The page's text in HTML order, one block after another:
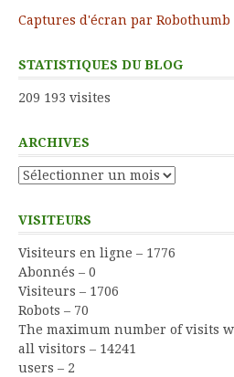
Captures d'écran par Robothumb
STATISTIQUES DU BLOG
209 193 visites
ARCHIVES
Archives
VISITEURS
Visiteurs en ligne – 1776
Abonnés – 0
Visiteurs – 1706
Robots – 70
The maximum number of visits
all visitors – 14241
users – 2